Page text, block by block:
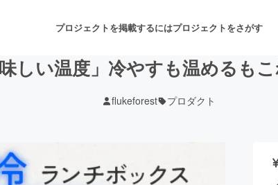
プロジェクトを掲載するにはプロジェクトをさがす
音楽 舞台・パフォー
しい温度」冷やすも温めるも
flukeforest プロダクト